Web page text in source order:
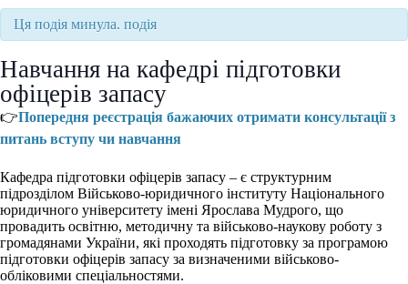
в
м
і
т
у
Ця подія минула. подія
Навчання на кафедрі підготовки
офіцерів запасу
👉Попередня реєстрація бажаючих отримати консультації з
питань вступу чи навчання
Кафедра підготовки офіцерів запасу – є структурним
підрозділом Військово-юридичного інституту Національного
юридичного університету імені Ярослава Мудрого, що
провадить освітню, методичну та військово-наукову роботу з
громадянами України, які проходять підготовку за програмою
підготовки офіцерів запасу за визначеними військово-
обліковими спеціальностями.